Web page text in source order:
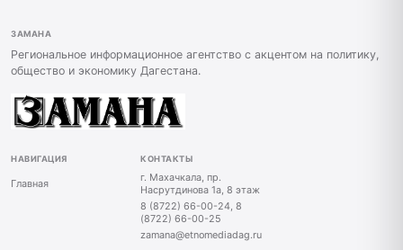
ЗАМАНА
Региональное информационное агентство с акцентом на политику,
общество и экономику Дагестана.
НАВИГАЦИЯ
Главная
КОНТАКТЫ
г. Махачкала, пр.
Насрутдинова 1а, 8 этаж
8 (8722) 66-00-24, 8
(8722) 66-00-25
zamana@etnomediadag.ru